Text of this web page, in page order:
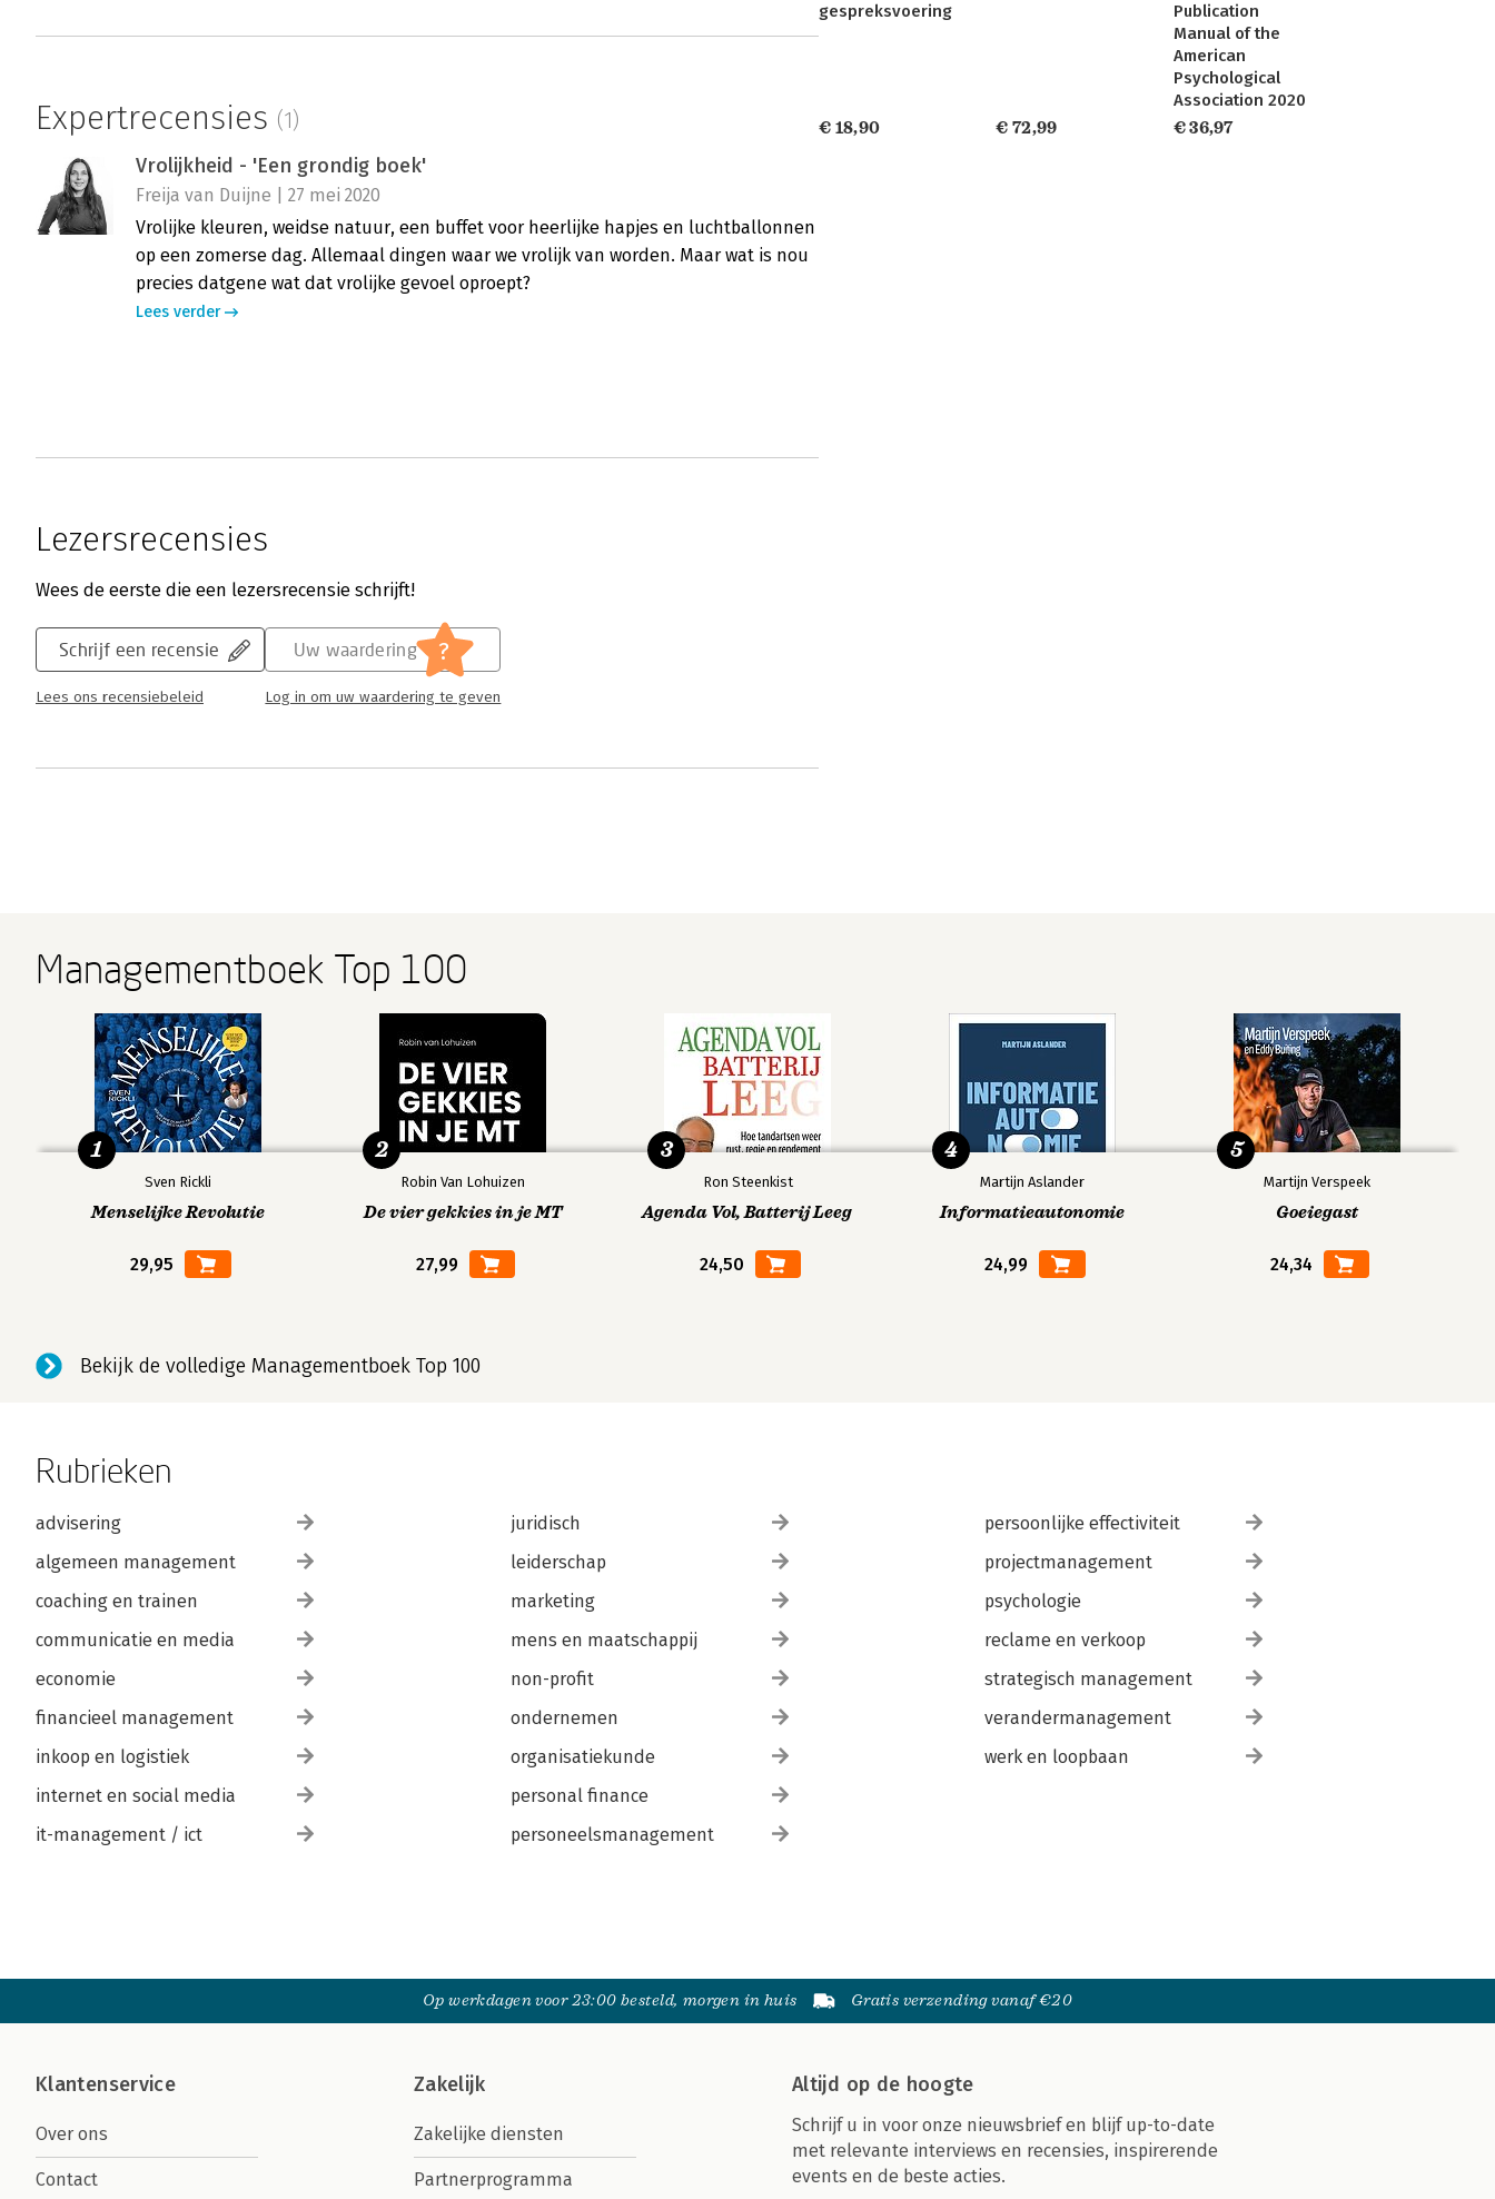
Expertrecensies (1)
Vrolijkheid - 'Een grondig boek'
Freija van Duijne | 27 mei 2020
Vrolijke kleuren, weidse natuur, een buffet voor heerlijke hapjes en luchtballonnen
op een zomerse dag. Allemaal dingen waar we vrolijk van worden. Maar wat is nou
precies datgene wat dat vrolijke gevoel oproept?
Lees verder
Lezersrecensies
Wees de eerste die een lezersrecensie schrijft!
Schrijf een recensie
Lees ons recensiebeleid
Uw waardering ?
Log in om uw waardering te geven
gespreksvoering
€ 18,90 € 72,99
Publication
Manual of the
American
Psychological
Association 2020
€ 36,97
Managementboek Top 100
Sven Rickli
Menselijke Revolutie
29,95
1
Robin Van Lohuizen
De vier gekkies in je MT
27,99
2
Ron Steenkist
Agenda Vol, Batterij Leeg
24,50
3
Martijn Aslander
Informatieautonomie
24,99
4
Martijn Verspeek
Goeiegast
24,34
5
Bekijk de volledige Managementboek Top 100
Rubrieken
advisering
algemeen management
coaching en trainen
communicatie en media
economie
financieel management
inkoop en logistiek
internet en social media
it-management / ict
juridisch
leiderschap
marketing
mens en maatschappij
non-profit
ondernemen
organisatiekunde
personal finance
personeelsmanagement
persoonlijke effectiviteit
projectmanagement
psychologie
reclame en verkoop
strategisch management
verandermanagement
werk en loopbaan
Op werkdagen voor 23:00 besteld, morgen in huis Gratis verzending vanaf €20
Klantenservice
Over ons
Contact
Zakelijk
Zakelijke diensten
Partnerprogramma
Altijd op de hoogte
Schrijf u in voor onze nieuwsbrief en blijf up-to-date
met relevante interviews en recensies, inspirerende
events en de beste acties.